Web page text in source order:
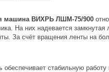
машина ВИХРЬ ЛШМ-75/900
На них надевается
За счёт вращения ленты на
стабильную работу